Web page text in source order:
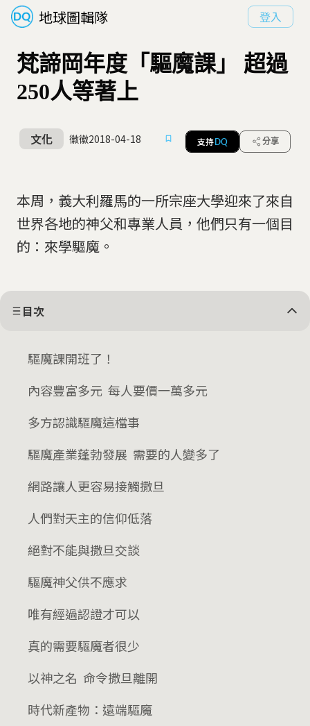
地球圖輯隊 登入
梵諦岡年度「驅魔課」 超過
250人等著上
文化 徽徽2018-04-18 支持 DQ 分享
本周，義大利羅馬的一所宗座大學迎來了來自
世界各地的神父和專業人員，他們只有一個目
的：來學驅魔。
目次
驅魔課開班了！
內容豐富多元 每人要價一萬多元
多方認識驅魔這檔事
驅魔產業蓬勃發展 需要的人變多了
網路讓人更容易接觸撒旦
人們對天主的信仰低落
絕對不能與撒旦交談
驅魔神父供不應求
唯有經過認證才可以
真的需要驅魔者很少
以神之名 命令撒旦離開
時代新產物：遠端驅魔